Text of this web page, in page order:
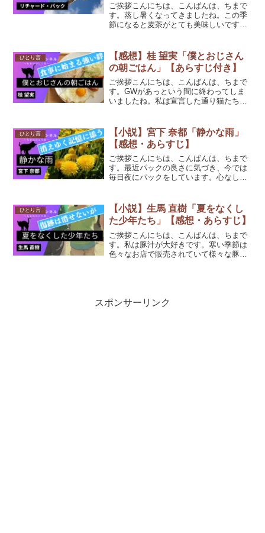
ご挨拶こんにちは、こんばんは、ちまで
す。蒸し暑くなってきましたね。この季
節になると麦茶がとても美味しいです！
版」です。(function(b,c,f,g,a,d,e){b...
ひとり言
【感想】桂 望実「僕とおじさん
の朝ごはん」【あらすじ付き】
ご挨拶こんにちは、こんばんは、ちまで
す。GWがあっという間に終わってしま
いましたね。私は宣言した通り猫たちの
ごはん」です。(function(b,c,f,g,a,d,e...
ひとり言
【小説】宮下 奈都「静かな雨」
【感想・あらすじ】
ご挨拶こんにちは、こんばんは、ちまで
す。最近パックの良さに気づき、今では
毎日夜にパックをしています。心なしか
です。(function(b,c,f,g,a,d,e){b...
ひとり言
【小説】生馬 直樹「夏をなくし
た少年たち」【感想・あらすじ】
ご挨拶こんにちは、こんばんは、ちまで
す。私は豚汁が大好きです。寒い季節は
色々なお店で販売されていて様々な豚汁
スポンサーリンク